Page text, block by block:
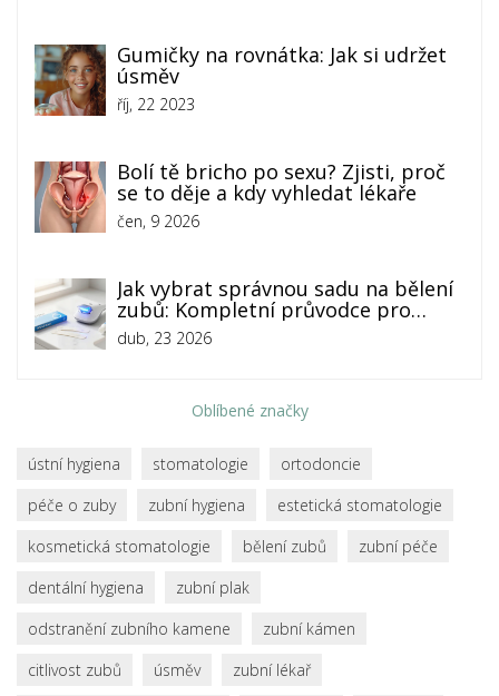
Gumičky na rovnátka: Jak si udržet
úsměv
říj, 22 2023
Bolí tě bricho po sexu? Zjisti, proč
se to děje a kdy vyhledat lékaře
čen, 9 2026
Jak vybrat správnou sadu na bělení
zubů: Kompletní průvodce pro
bílejší úsměv
dub, 23 2026
Oblíbené značky
ústní hygiena stomatologie
ortodoncie
péče o zuby
zubní hygiena
estetická stomatologie
kosmetická stomatologie
bělení zubů
zubní péče
dentální hygiena
zubní plak
odstranění zubního kamene
zubní kámen
citlivost zubů
úsměv zubní lékař